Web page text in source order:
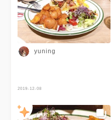
yuning
2019-12-08